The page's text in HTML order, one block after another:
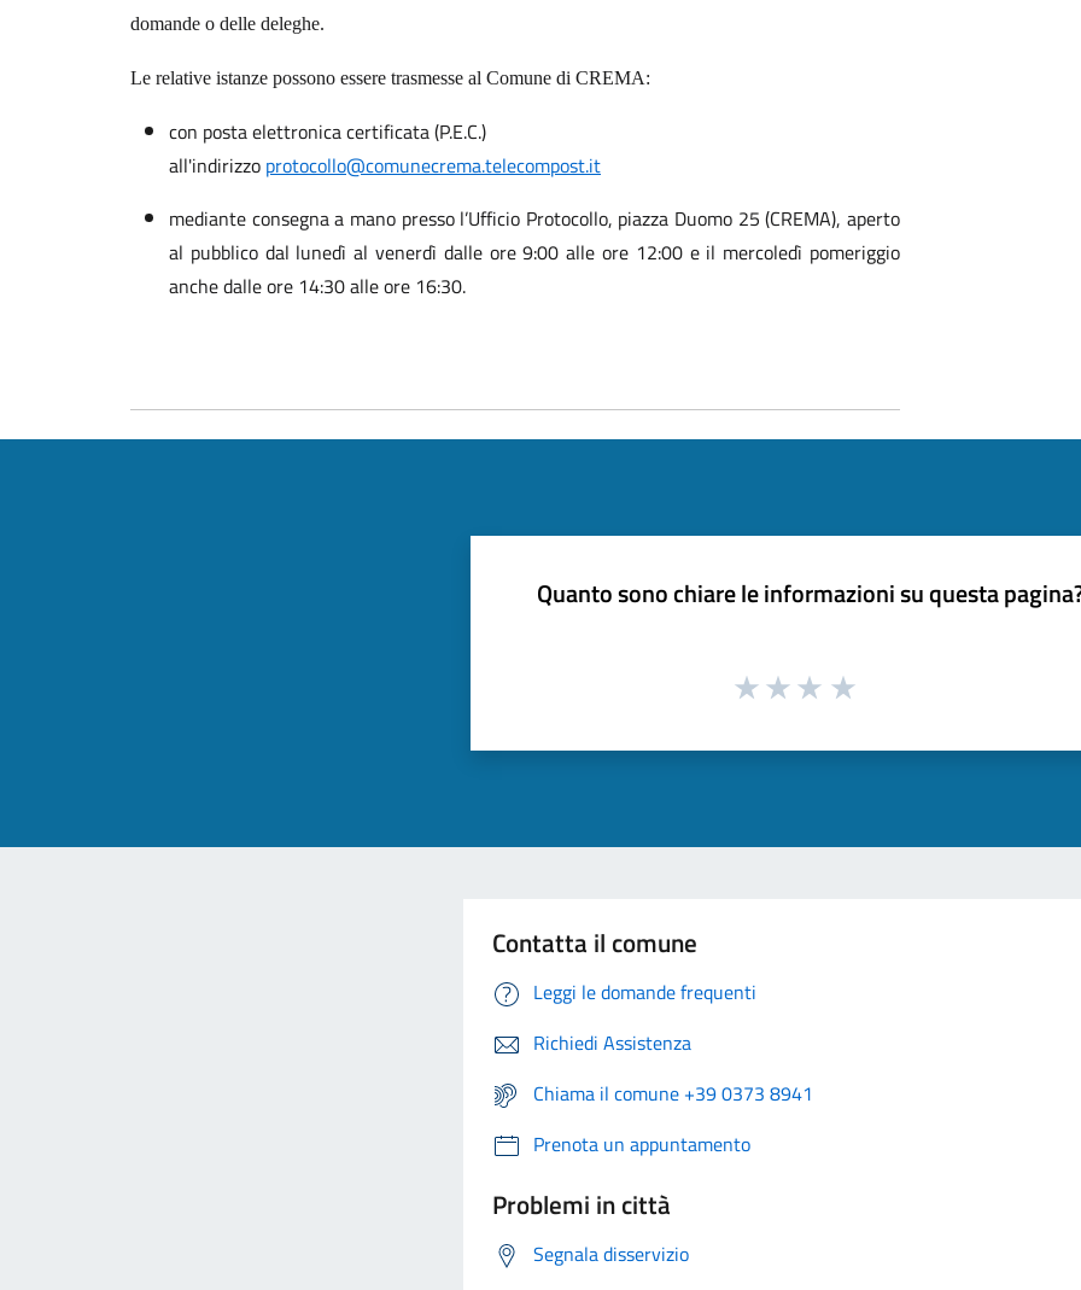
domande o delle deleghe.
Le relative istanze possono essere trasmesse al Comune di CREMA:
con posta elettronica certificata (P.E.C.)
all'indirizzo protocollo@comunecrema.telecompost.it
mediante consegna a mano presso l’Ufficio Protocollo, piazza Duomo 25 (CREMA), aperto
al pubblico dal lunedì al venerdì dalle ore 9:00 alle ore 12:00 e il mercoledì pomeriggio
anche dalle ore 14:30 alle ore 16:30.
Quanto sono chiare le informazioni su questa
Contatta il comune
Leggi le domande frequenti
Richiedi Assistenza
Chiama il comune +39 0373 8941
Prenota un appuntamento
Problemi in città
Segnala disservizio